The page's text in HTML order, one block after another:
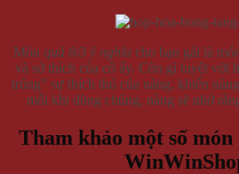
Món quà 8/3 ý nghĩa cho bạn gái là
và sở thích của cô ấy. Còn gì tuyệt vời
trúng” sự thích thú của nàng, khiến
mỗi khi dùng chúng, nàng sẽ nhớ
Tham khảo một số